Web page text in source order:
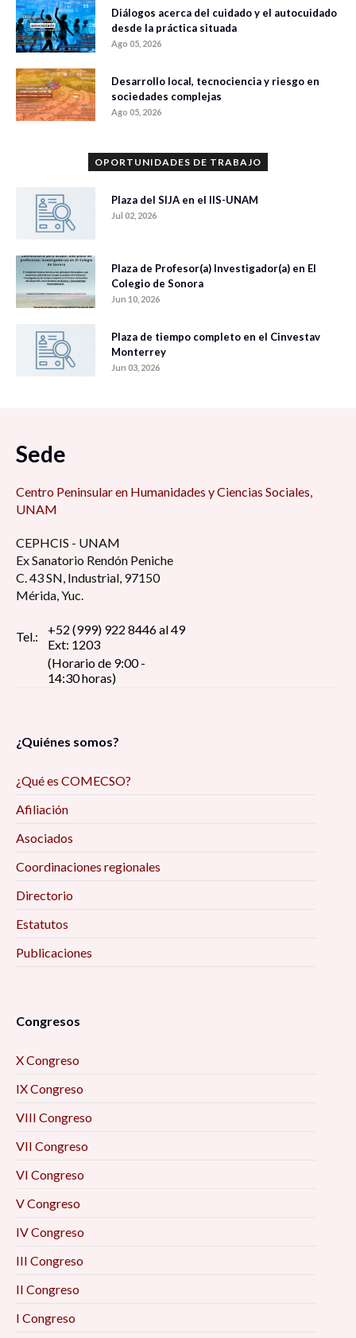
Diálogos acerca del cuidado y el autocuidado
desde la práctica situada
Ago 05, 2026
Desarrollo local, tecnociencia y riesgo en
sociedades complejas
Ago 05, 2026
OPORTUNIDADES DE TRABAJO
Plaza del SIJA en el IIS-UNAM
Jul 02, 2026
Plaza de Profesor(a) Investigador(a) en El
Colegio de Sonora
Jun 10, 2026
Plaza de tiempo completo en el Cinvestav
Monterrey
Jun 03, 2026
Sede
Centro Peninsular en Humanidades y Ciencias Sociales,
UNAM
CEPHCIS - UNAM
Ex Sanatorio Rendón Peniche
C. 43 SN, Industrial, 97150
Mérida, Yuc.
Tel.:
+52 (999) 922 8446 al 49
Ext: 1203
(Horario de 9:00 -
14:30 horas)
¿Quiénes somos?
¿Qué es COMECSO?
Afiliación
Asociados
Coordinaciones regionales
Directorio
Estatutos
Publicaciones
Congresos
X Congreso
IX Congreso
VIII Congreso
VII Congreso
VI Congreso
V Congreso
IV Congreso
III Congreso
II Congreso
I Congreso